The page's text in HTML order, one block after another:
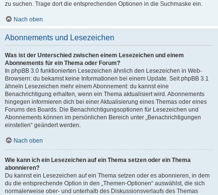
zu suchen. Trage dort die entsprechenden Optionen in die Suchmaske ein.
Nach oben
Abonnements und Lesezeichen
Was ist der Unterschied zwischen einem Lesezeichen und einem
Abonnements für ein Thema oder Forum?
In phpBB 3.0 funktionierten Lesezeichen ähnlich den Lesezeichen in Web-
Browsern: du bekamst keine Informationen bei einem Update. Seit phpBB 3.1
ähneln Lesezeichen mehr einem Abonnement: du kannst eine
Benachrichtigung erhalten, wenn ein Thema aktualisiert wird. Abonnements
hingegen informieren dich bei einer Aktualisierung eines Themas oder eines
Forums des Boards. Die Benachrichtigungsoptionen für Lesezeichen und
Abonnements können im persönlichen Bereich unter „Benachrichtigungen
einstellen“ geändert werden.
Nach oben
Wie kann ich ein Lesezeichen auf ein Thema setzen oder ein Thema
abonnieren?
Du kannst ein Lesezeichen auf ein Thema setzen oder es abonnieren, in dem
du die entsprechende Option in den „Themen-Optionen“ auswählst, die sich
normalerweise ober- und unterhalb des Diskussionsverlaufs des Themas